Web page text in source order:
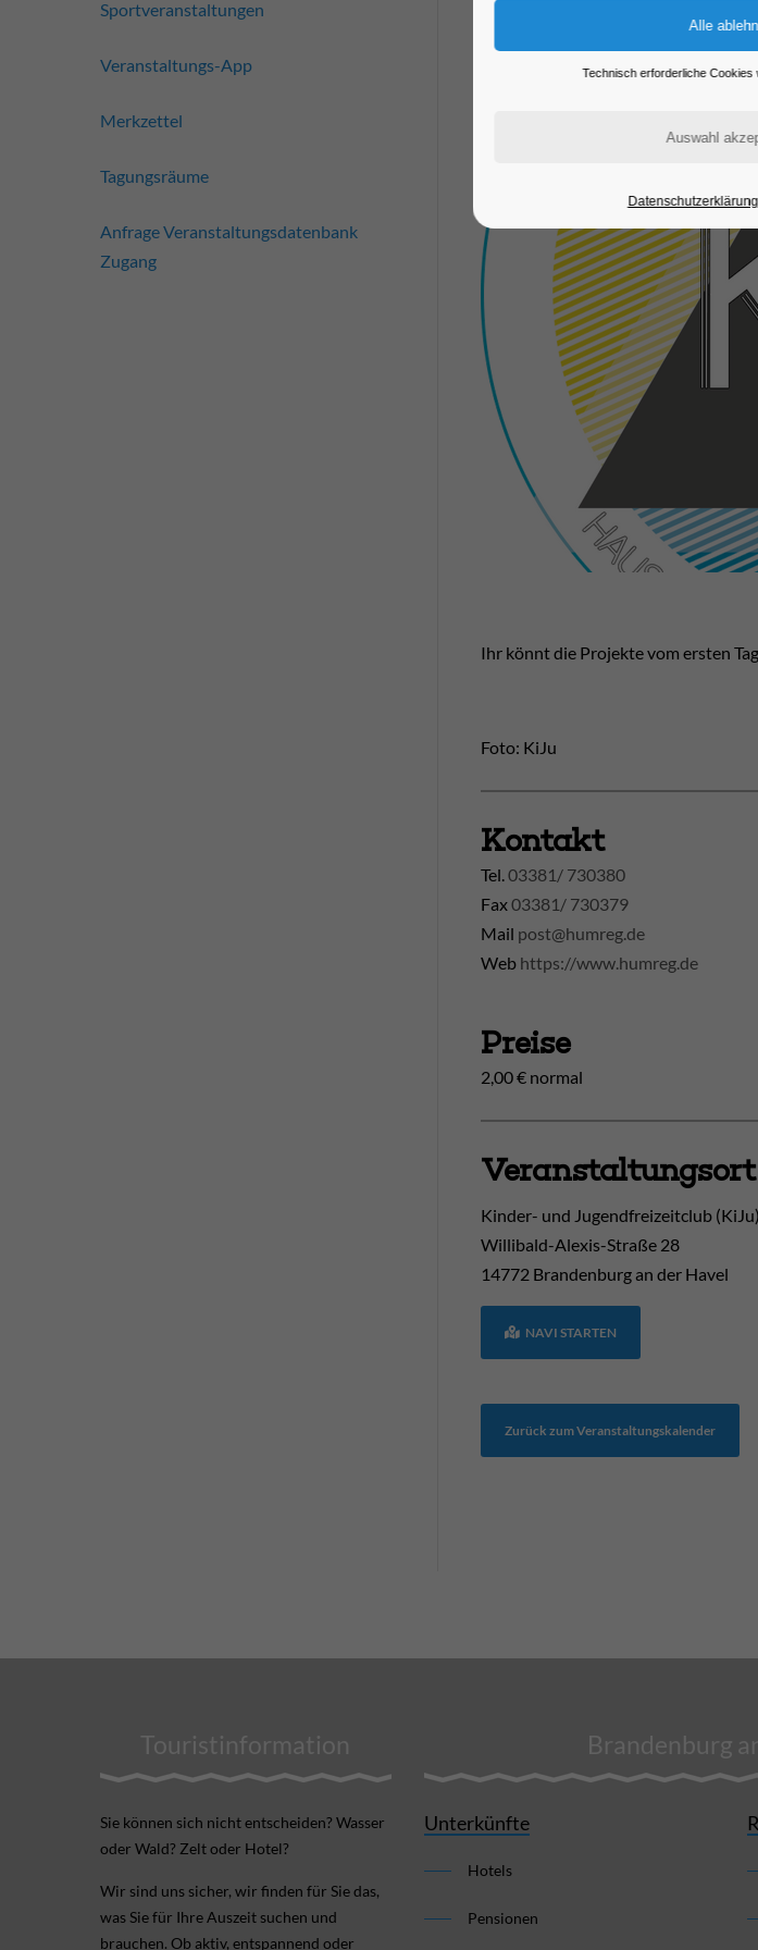
Ihr könnt die Projekte vom ersten
Foto: KiJu
Kontakt
Tel. 03381/ 730380
Fax03381/ 730379
Mail post@humreg.de
Web https://www.humreg.de
Preise
2,00 € normal
Veranstaltungsort
Kinder- und Jugendfreizeitclub (KiJu)
Willibald-Alexis-Straße 28
14772 Brandenburg an der Havel
NAVI STARTEN
Zurück zum Veranstaltungskalender
Sportveranstaltungen
Veranstaltungs-App
Merkzettel
Tagungsräume
Anfrage Veranstaltungsdatenbank
Zugang
Touristinformation
Sie können sich nicht ent­scheiden? Wasser
oder Wald? Zelt oder Hotel?
Wir sind uns sicher, wir finden für Sie das,
was Sie für Ihre Aus­zeit suchen und
brauchen. Ob aktiv, ent­spannend oder
Brandenburg
Unterkünfte
Hotels
Pensionen
Technisch erforderliche Cookies
Datenschutzerklärung